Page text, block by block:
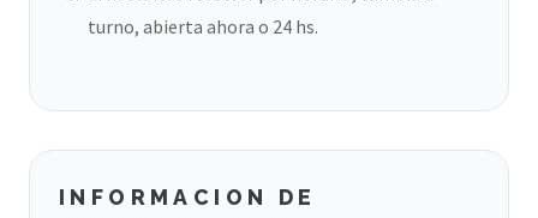
turno, abierta ahora o 24 hs.
INFORMACION DE